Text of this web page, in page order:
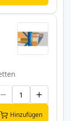
Hinzufügen